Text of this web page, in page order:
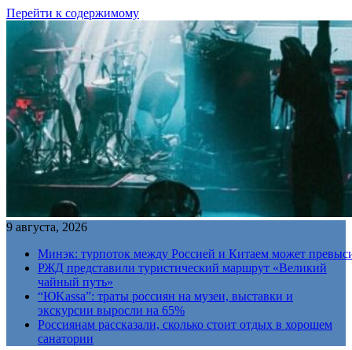
Перейти к содержимому
9 августа, 2026
Минэк: турпоток между Россией и Китаем может
РЖД представили туристический маршрут «Великий
чайный путь»
“ЮKassa”: траты россиян на музеи, выставки и
экскурсии выросли на 65%
Россиянам рассказали, сколько стоит отдых в хорошем
санатории